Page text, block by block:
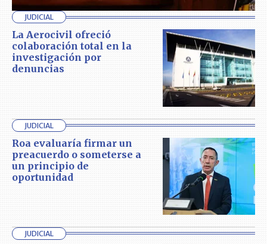
JUDICIAL
La Aerocivil ofreció
colaboración total en la
investigación por
denuncias
JUDICIAL
Roa evaluaría firmar un
preacuerdo o someterse a
un principio de
oportunidad
JUDICIAL